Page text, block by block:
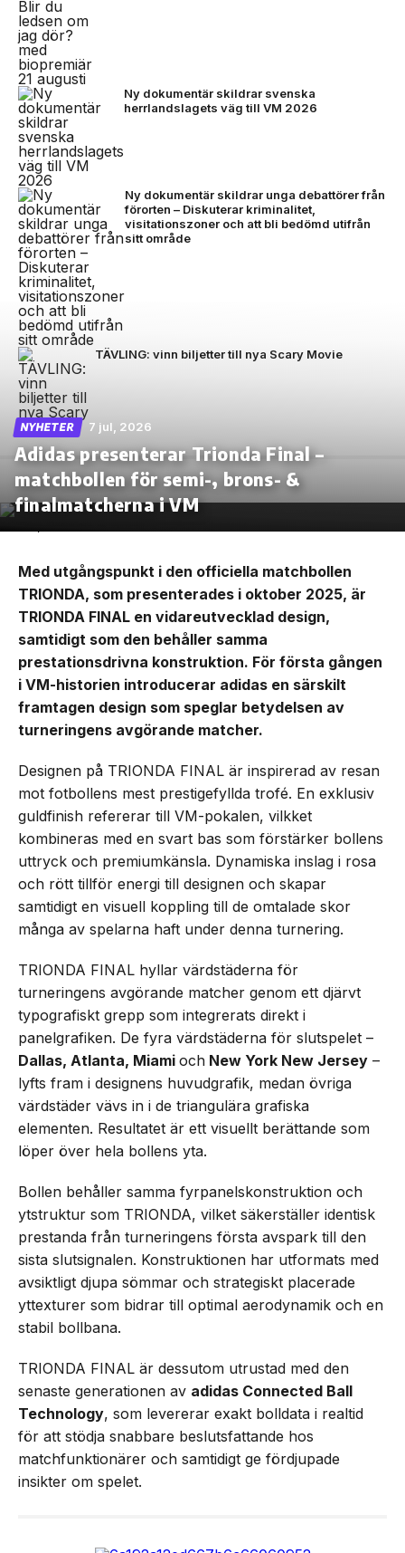
Ny dokumentär skildrar svenska
herrlandslagets väg till VM 2026
Ny dokumentär skildrar unga debattörer från
förorten – Diskuterar kriminalitet,
visitationszoner och att bli bedömd utifrån
sitt område
TÄVLING: vinn biljetter till nya Scary Movie
NYHETER 7 jul, 2026
Adidas presenterar Trionda Final –
matchbollen för semi-, brons- &
finalmatcherna i VM
Med utgångspunkt i den officiella matchbollen
TRIONDA, som presenterades i oktober 2025, är
TRIONDA FINAL en vidareutvecklad design,
samtidigt som den behåller samma
prestationsdrivna konstruktion. För första gången
i VM-historien introducerar adidas en särskilt
framtagen design som speglar betydelsen av
turneringens avgörande matcher.
Designen på TRIONDA FINAL är inspirerad av resan
mot fotbollens mest prestigefyllda trofé. En exklusiv
guldfinish refererar till VM-pokalen, vilkket
kombineras med en svart bas som förstärker bollens
uttryck och premiumkänsla. Dynamiska inslag i rosa
och rött tillför energi till designen och skapar
samtidigt en visuell koppling till de omtalade skor
många av spelarna haft under denna turnering.
TRIONDA FINAL hyllar värdstäderna för
turneringens avgörande matcher genom ett djärvt
typografiskt grepp som integrerats direkt i
panelgrafiken. De fyra värdstäderna för slutspelet –
Dallas, Atlanta, Miami och New York New Jersey –
lyfts fram i designens huvudgrafik, medan övriga
värdstäder vävs in i de triangulära grafiska
elementen. Resultatet är ett visuellt berättande som
löper över hela bollens yta.
Bollen behåller samma fyrpanelskonstruktion och
ytstruktur som TRIONDA, vilket säkerställer identisk
prestanda från turneringens första avspark till den
sista slutsignalen. Konstruktionen har utformats med
avsiktligt djupa sömmar och strategiskt placerade
yttexturer som bidrar till optimal aerodynamik och en
stabil bollbana.
TRIONDA FINAL är dessutom utrustad med den
senaste generationen av adidas Connected Ball
Technology, som levererar exakt bolldata i realtid
för att stödja snabbare beslutsfattande hos
matchfunktionärer och samtidigt ge fördjupade
insikter om spelet.